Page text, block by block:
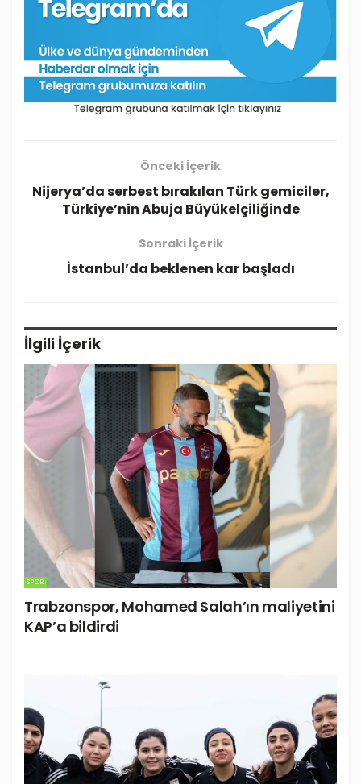
Önceki İçerik
Nijerya’da serbest bırakılan Türk gemiciler,
Türkiye’nin Abuja Büyükelçiliğinde
Sonraki İçerik
İstanbul’da beklenen kar başladı
İlgili İçerik
SPOR
Trabzonspor, Mohamed Salah’ın maliyetini
KAP’a bildirdi